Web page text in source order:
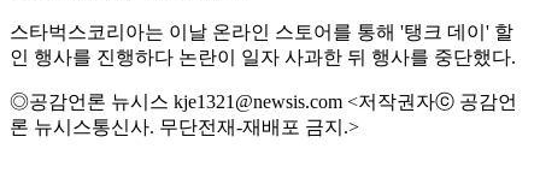
스타벅스코리아는 이날 온라인 스토어를 통해 '탱크 데이' 할
인 행사를 진행하다 논란이 일자 사과한 뒤 행사를 중단했다.
◎공감언론 뉴시스 kje1321@newsis.com <저작권자ⓒ 공감언
론 뉴시스통신사. 무단전재-재배포 금지.>